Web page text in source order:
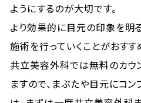
ようにするのが大切です。
より効果的に目元の印象を明
施術を行っていくことがおすす
共立美容外科では無料のカウ
ますので、まぶたや目元にコ